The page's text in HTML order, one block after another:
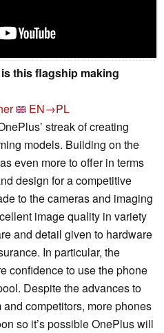
this flagship making
EN→PL
streak of creating
models. Building on the
even more to offer in terms
design for a competitive
to the cameras and imaging
image quality in variety
and detail given to hardware
In particular, the
confidence to use the phone
Despite the advances to
competitors, more phones
so it’s possible OnePlus will